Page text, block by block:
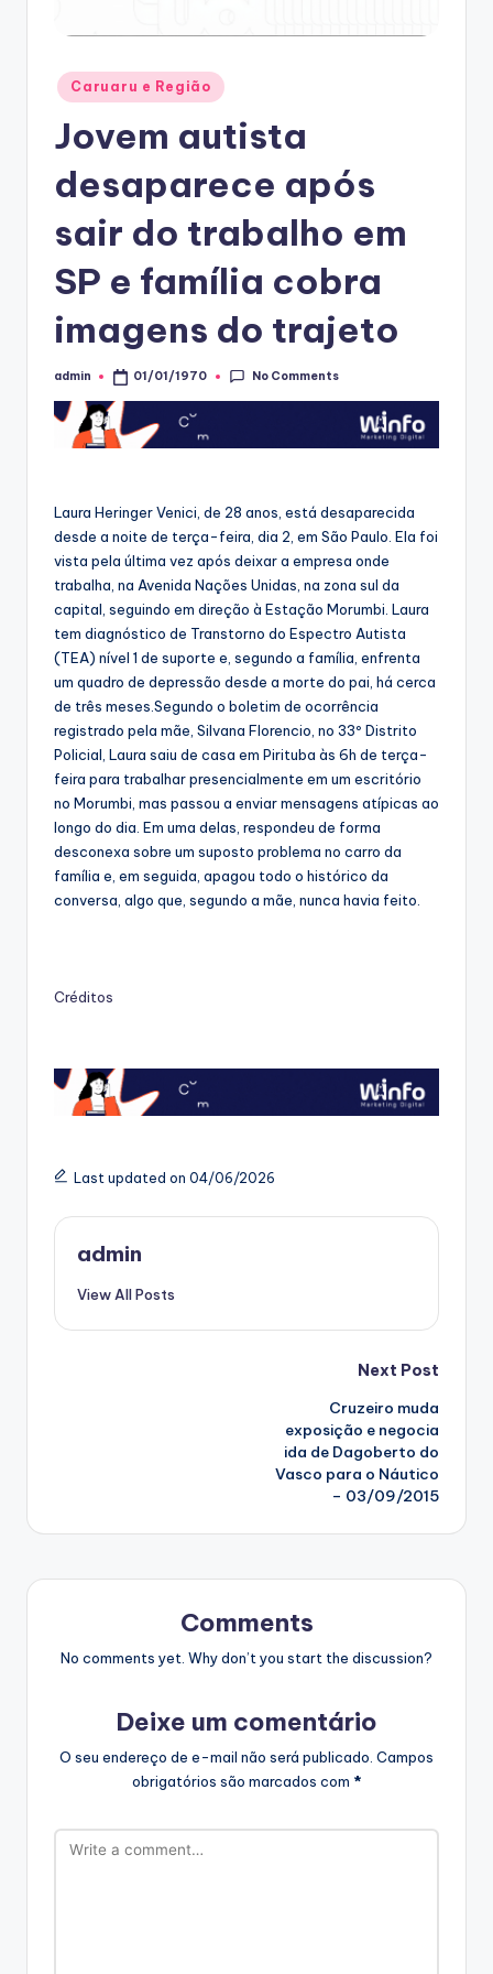
Posted
in
Caruaru e Região
Jovem autista
desaparece após
sair do trabalho em
SP e família cobra
imagens do trajeto
Posted
admin 01/01/1970 No Comments
Laura Heringer Venici, de 28 anos, está desaparecida
desde a noite de terça-feira, dia 2, em São Paulo. Ela foi
vista pela última vez após deixar a empresa onde
trabalha, na Avenida Nações Unidas, na zona sul da
capital, seguindo em direção à Estação Morumbi. Laura
tem diagnóstico de Transtorno do Espectro Autista
(TEA) nível 1 de suporte e, segundo a família, enfrenta
um quadro de depressão desde a morte do pai, há cerca
de três meses.Segundo o boletim de ocorrência
registrado pela mãe, Silvana Florencio, no 33º Distrito
Policial, Laura saiu de casa em Pirituba às 6h de terça-
feira para trabalhar presencialmente em um escritório
no Morumbi, mas passou a enviar mensagens atípicas ao
longo do dia. Em uma delas, respondeu de forma
desconexa sobre um suposto problema no carro da
família e, em seguida, apagou todo o histórico da
conversa, algo que, segundo a mãe, nunca havia feito.
Créditos
Last updated on 04/06/2026
admin
View All Posts
Next Post
Cruzeiro muda
exposição e negocia
ida de Dagoberto do
Vasco para o Náutico
– 03/09/2015
Comments
No comments yet. Why don’t you start the discussion?
Deixe um comentário
O seu endereço de e-mail não será publicado. Campos
obrigatórios são marcados com *